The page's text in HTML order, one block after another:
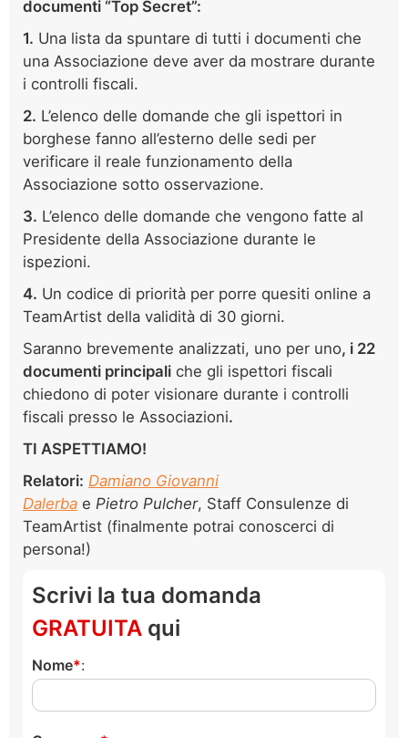
documenti “Top Secret”:
1. Una lista da spuntare di tutti i documenti che
una Associazione deve aver da mostrare durante
i controlli fiscali.
2. L’elenco delle domande che gli ispettori in
borghese fanno all’esterno delle sedi per
verificare il reale funzionamento della
Associazione sotto osservazione.
3. L’elenco delle domande che vengono fatte al
Presidente della Associazione durante le
ispezioni.
4. Un codice di priorità per porre quesiti online a
TeamArtist della validità di 30 giorni.
Saranno brevemente analizzati, uno per uno, i 22
documenti principali che gli ispettori fiscali
chiedono di poter visionare durante i controlli
fiscali presso le Associazioni.
TI ASPETTIAMO!
Relatori: Damiano Giovanni
Dalerba e Pietro Pulcher, Staff Consulenze di
TeamArtist (finalmente potrai conoscerci di
persona!)
Scrivi la tua domanda
GRATUITA qui
Nome :